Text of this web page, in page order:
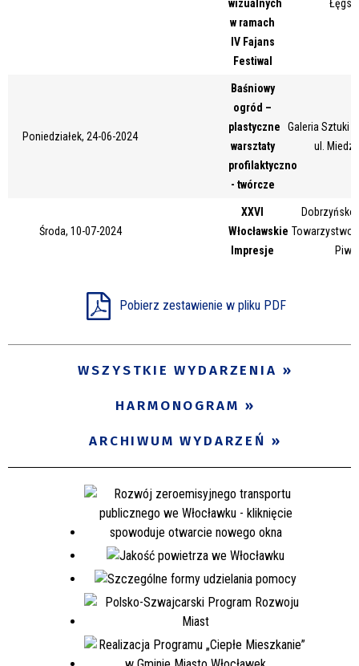
wizualnych
w ramach
IV Fajans
Festiwal
Poniedziałek, 24-06-2024
Baśniowy
ogród –
plastyczne
warsztaty
profilaktyczno
- twórcze
Galeria Sztuki
ul.
Środa, 10-07-2024
XXVI
Włocławskie
Impresje
Towarzystwo
Pobierz zestawienie w pliku PDF
WSZYSTKIE WYDARZENIA
HARMONOGRAM
ARCHIWUM WYDARZEŃ